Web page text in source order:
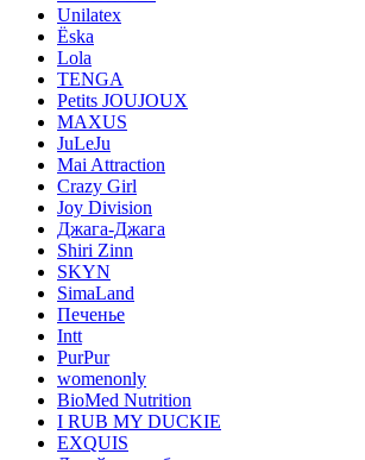
Unilatex
Ёska
Lola
TENGA
Petits JOUJOUX
MAXUS
JuLeJu
Mai Attraction
Crazy Girl
Joy Division
Джага-Джага
Shiri Zinn
SKYN
SimaLand
Печенье
Intt
PurPur
womenonly
BioMed Nutrition
I RUB MY DUCKIE
EXQUIS